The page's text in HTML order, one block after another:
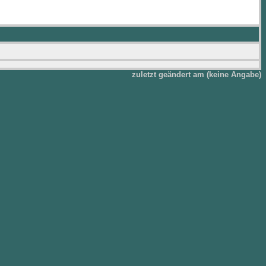
zuletzt geändert am (keine Angabe)